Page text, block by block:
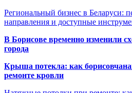
Региональный бизнес в Беларуси:
направления и доступные
В Борисове временно изменили
города
Крыша потекла: как
ремонте кровли